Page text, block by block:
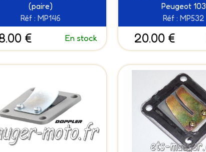
(paire)
Réf : MP146
€ En stock
Peugeot 103
Réf : MP532
20.00 €